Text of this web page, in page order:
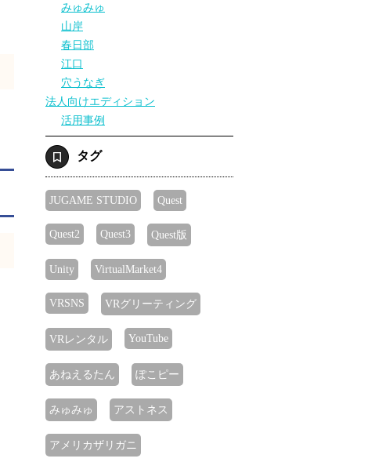
みゅみゅ
山岸
春日部
江口
穴うなぎ
法人向けエディション
活用事例
タグ
JUGAME STUDIO Quest
Quest2 Quest3 Quest版
Unity VirtualMarket4
VRSNS VRグリーティング
VRレンタル YouTube
あねえるたん ぽこピー
みゅみゅ アストネス
アメリカザリガニ